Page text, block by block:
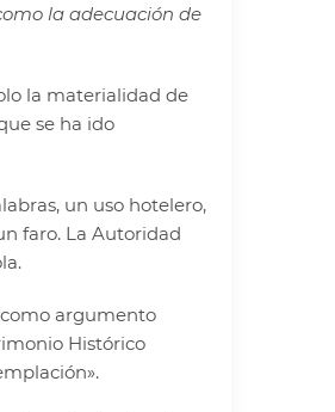
la adecuación de
la materialidad de
se ha ido
un uso hotelero,
faro. La Autoridad
como argumento
Histórico